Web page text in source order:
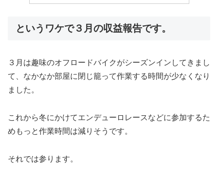
というワケで３月の収益報告です。
３月は趣味のオフロードバイクがシーズンインしてきまし
て、なかなか部屋に閉じ籠って作業する時間が少なくなり
ました。
これから冬にかけてエンデューロレースなどに参加するた
めもっと作業時間は減りそうです。
それでは参ります。